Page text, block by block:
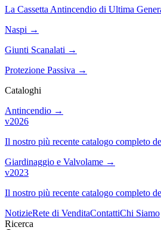
La Cassetta Antincendio di Ultima
Naspi →
Giunti Scanalati →
Protezione Passiva →
Cataloghi
Antincendio →
v2026
Il nostro più recente catalogo completo
Giardinaggio e Valvolame →
v2023
Il nostro più recente catalogo completo
NotizieRete di VenditaContattiChi Siamo
Ricerca